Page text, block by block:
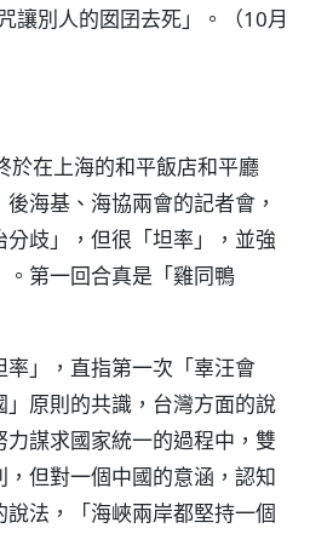
讓別人的囡囝去死」。（10月
於在上海的和平飯店和平廳
後海基、海協兩會的記者會，
歧」，但很「坦率」，並強
第一回合真是「雞同鴨
」，直指第一次「辜汪會
原則的共識，台灣方面的說
謀求國家統一的過程中，雙
但對一個中國的意涵，認知
法，「海峽兩岸都堅持一個